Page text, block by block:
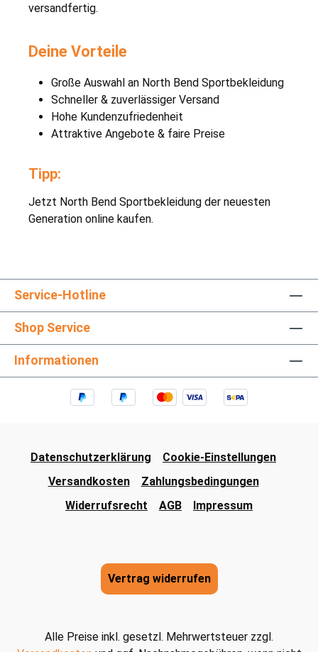
versandfertig.
Deine Vorteile
Große Auswahl an North Bend Sportbekleidung
Schneller & zuverlässiger Versand
Hohe Kundenzufriedenheit
Attraktive Angebote & faire Preise
Tipp:
Jetzt North Bend Sportbekleidung der neuesten
Generation online kaufen.
Service-Hotline
Shop Service
Informationen
Datenschutzerklärung
Cookie-Einstellungen
Versandkosten
Zahlungsbedingungen
Widerrufsrecht
AGB Impressum
Vertrag widerrufen
Alle Preise inkl. gesetzl. Mehrwertsteuer zzgl.